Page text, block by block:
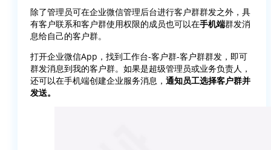
除了管理员可在企业微信管理后台进行客户群群发之外，具
有客户联系和客户群使用权限的成员也可以在手机端群发消
息给自己的客户群。
打开企业微信App，找到工作台-客户群-客户群群发，即可
群发消息到我的客户群。如果是超级管理员或业务负责人，
还可以在手机端创建企业服务消息， 通知员工选择客户群并
发送。